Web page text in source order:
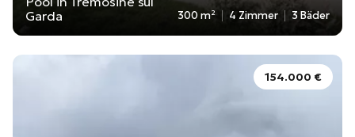
Garda
300 m² 4 Zimmer 3 Bäder
154.000 €